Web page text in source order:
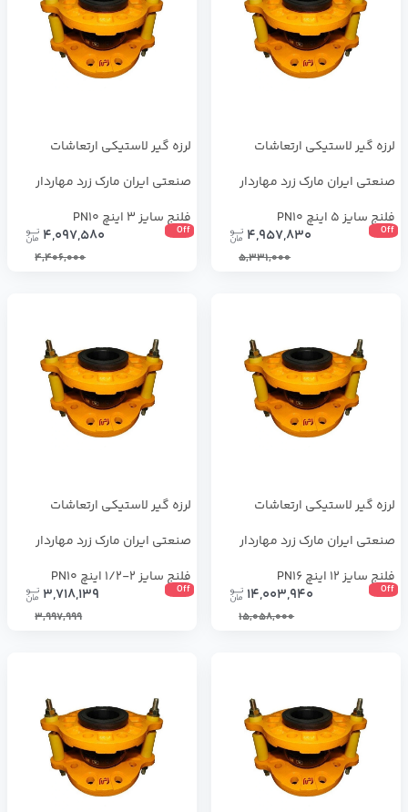
لرزه گیر لاستیکی ارتعاشات
صنعتی ایران مارک زرد مهاردار
فلنج سایز 5 اینچ PN10
Off
4,957,830
5,331,000
لرزه گیر لاستیکی ارتعاشات
صنعتی ایران مارک زرد مهاردار
فلنج سایز 3 اینچ PN10
Off
4,097,580
4,406,000
لرزه ‌گیر لاستیکی ارتعاشات
صنعتی ایران مارک زرد مهاردار
فلنج سایز 12 اینچ PN16
Off
14,003,940
15,058,000
لرزه گیر لاستیکی ارتعاشات
صنعتی ایران مارک زرد مهاردار
فلنج سایز 2-1/2 اینچ PN10
Off
3,718,139
3,997,999